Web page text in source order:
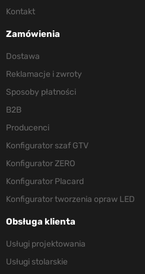
Kontakt
Zamówienia
Dostawa
Reklamacje i zwroty
Sposoby płatności
B2B
Producenci
Konfigurator szaf GTV
Konfigurator ZERO
Konfigurator Placard
Konfigurator tworzenia opraw LED
Obsługa klienta
Usługi projektowania
Usługi stolarskie